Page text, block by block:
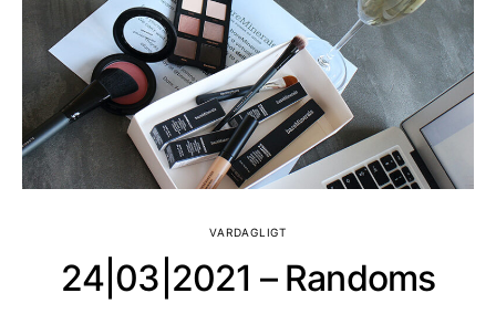
VARDAGLIGT
24|03|2021 – Randoms